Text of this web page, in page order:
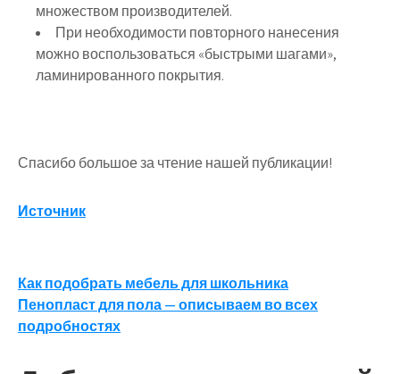
множеством производителей.
При необходимости повторного нанесения
можно воспользоваться «быстрыми шагами»,
ламинированного покрытия.
Спасибо большое за чтение нашей публикации!
Источник
Навигация
по
Как подобрать мебель для школьника
Пенопласт для пола — описываем во всех
подробностях